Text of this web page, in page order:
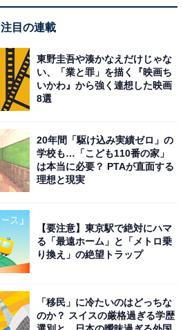
注目の連載
東野圭吾や湊かなえだけじゃな
い、「業と罪」を描く『映画ち
いかわ』から強く連想した映画
8選
20年間「駆け込み実績ゼロ」の
学校も…「こども110番の家」
は本当に必要？ PTAが直面する
理想と現実
【要注意】東京駅で絶対にハマ
る「最遠ホーム」と「メトロ乗
り換え」の絶望トラップ
「移民」に冷たいのはどっちな
のか？ スイスの厳格過ぎる学歴